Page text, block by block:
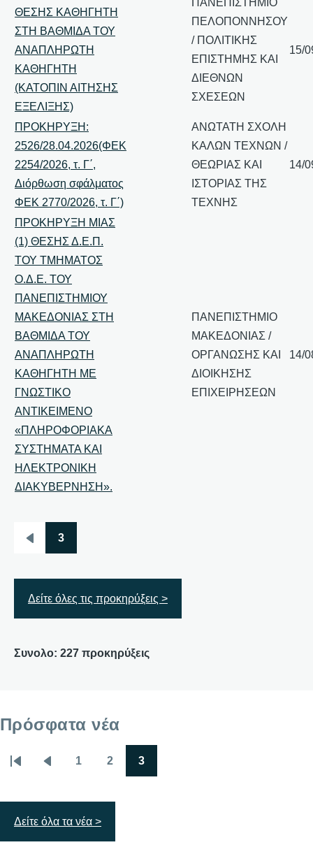
ΘΕΣΗΣ ΚΑΘΗΓΗΤΗ
ΣΤΗ ΒΑΘΜΙΔΑ ΤΟΥ
ΑΝΑΠΛΗΡΩΤΗ
ΚΑΘΗΓΗΤΗ
(ΚΑΤΟΠΙΝ ΑΙΤΗΣΗΣ
ΕΞΕΛΙΞΗΣ)
ΠΑΝΕΠΙΣΤΗΜΙΟ
ΠΕΛΟΠΟΝΝΗΣΟΥ
/ ΠΟΛΙΤΙΚΗΣ
ΕΠΙΣΤΗΜΗΣ ΚΑΙ
ΔΙΕΘΝΩΝ
ΣΧΕΣΕΩΝ
15/
ΠΡΟΚΗΡΥΞΗ:
2526/28.04.2026(ΦΕΚ
2254/2026, τ. Γ΄,
Διόρθωση σφάλματος
ΦΕΚ 2770/2026, τ. Γ΄)
ΑΝΩΤΑΤΗ ΣΧΟΛΗ
ΚΑΛΩΝ ΤΕΧΝΩΝ /
ΘΕΩΡΙΑΣ ΚΑΙ
ΙΣΤΟΡΙΑΣ ΤΗΣ
ΤΕΧΝΗΣ
14/
ΠΡΟΚΗΡΥΞΗ ΜΙΑΣ
(1) ΘΕΣΗΣ Δ.Ε.Π.
ΤΟΥ ΤΜΗΜΑΤΟΣ
Ο.Δ.Ε. ΤΟΥ
ΠΑΝΕΠΙΣΤΗΜΙΟΥ
ΜΑΚΕΔΟΝΙΑΣ ΣΤΗ
ΒΑΘΜΙΔΑ ΤΟΥ
ΑΝΑΠΛΗΡΩΤΗ
ΚΑΘΗΓΗΤΗ ΜΕ
ΓΝΩΣΤΙΚΟ
ΑΝΤΙΚΕΙΜΕΝΟ
«ΠΛΗΡΟΦΟΡΙΑΚΑ
ΣΥΣΤΗΜΑΤΑ ΚΑΙ
ΗΛΕΚΤΡΟΝΙΚΗ
ΔΙΑΚΥΒΕΡΝΗΣΗ».
ΠΑΝΕΠΙΣΤΗΜΙΟ
ΜΑΚΕΔΟΝΙΑΣ /
ΟΡΓΑΝΩΣΗΣ ΚΑΙ
ΔΙΟΙΚΗΣΗΣ
ΕΠΙΧΕΙΡΗΣΕΩΝ
14/
Προηγούμενη
3
Δείτε όλες τις προκηρύξεις >
Συνολο: 227 προκηρύξεις
Πρόσφατα νέα
Σελιδοποίηση
First
Προηγούμενη
1 2 3
Δείτε όλα τα νέα >